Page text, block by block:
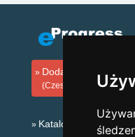
Dodaj
(Czeski)
Katalog